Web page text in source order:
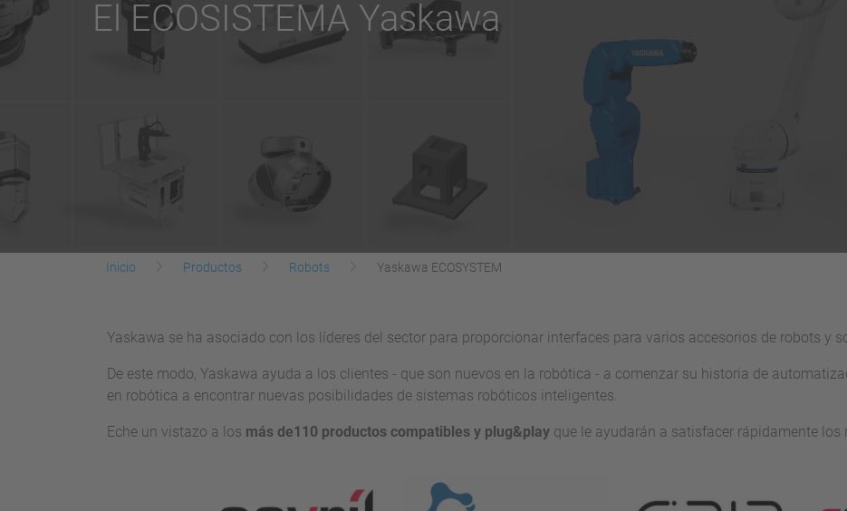
El ECOSISTEMA Yaskawa
Inicio Productos Robots Yaskawa ECOSYSTEM
Yaskawa se ha asociado con los líderes del sector para proporcionar interfaces para varios accesorios de robots y
De este modo, Yaskawa ayuda a los clientes - que son nuevos en la robótica - a comenzar su historia de
en robótica a encontrar nuevas posibilidades de sistemas robóticos inteligentes.
Eche un vistazo a los más de110 productos compatibles y plug&play que le ayudarán a satisfacer rápidamente